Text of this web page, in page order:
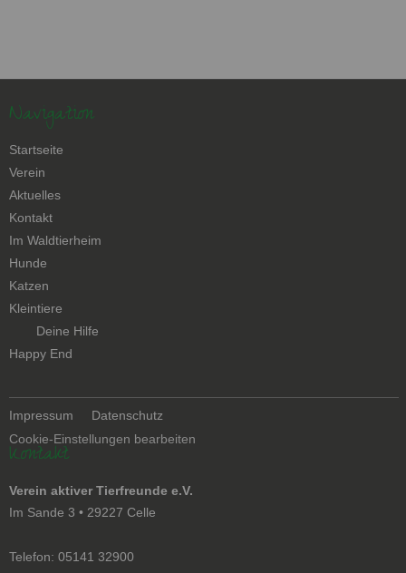
Navigation
Navigation
überspringen
Startseite
Verein
Aktuelles
Kontakt
Navigation
überspringen
Im Waldtierheim
Hunde
Katzen
Kleintiere
Navigation
überspringen
Deine Hilfe
Happy End
Navigation
überspringen
Impressum
Datenschutz
Cookie-Einstellungen bearbeiten
Kontakt
Verein aktiver Tierfreunde e.V.
Im Sande 3 • 29227 Celle
Telefon: 05141 32900